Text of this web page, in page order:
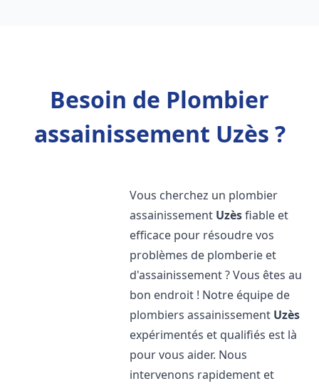
Besoin de Plombier
assainissement Uzès ?
Vous cherchez un plombier
assainissement Uzèsfiable et
efficace pour résoudre vos
problèmes de plomberie et
d'assainissement ? Vous êtes au
bon endroit ! Notre équipe de
plombiers assainissement Uzès
expérimentés et qualifiés est là
pour vous aider. Nous
intervenons rapidement et